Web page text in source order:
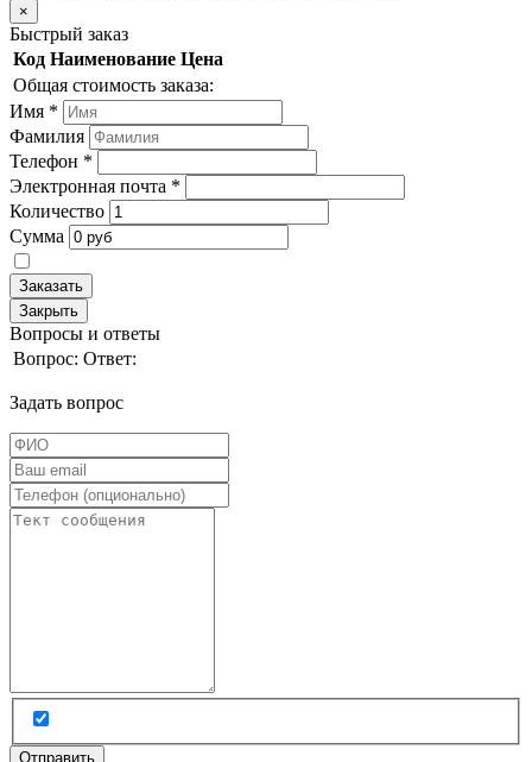
×
Быстрый заказ
Код Наименование Цена
Общая стоимость заказа:
Имя *
Фамилия
Телефон *
Электронная почта *
Количество
Сумма
Заказать
Закрыть
Вопросы и ответы
Вопрос: Ответ:
Задать вопрос